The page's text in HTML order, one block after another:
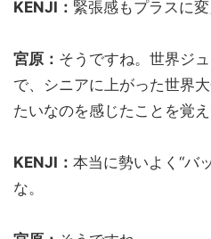
KENJI： 緊張感もプラスに変
宮原： そうですね。世界ジ
で、シニアに上がった世界
たいなのを感じたことを覚え
KENJI： 本当に勢いよく“バ
な。